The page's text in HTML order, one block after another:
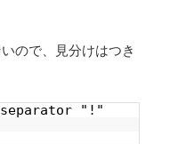
ので、見分けはつき
"!"